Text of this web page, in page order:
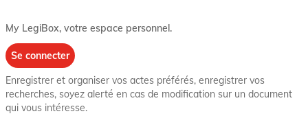
My LegiBox, votre espace personnel.
Se connecter
Enregistrer et organiser vos actes préférés, enregistrer vos
recherches, soyez alerté en cas de modification sur un document
qui vous intéresse.